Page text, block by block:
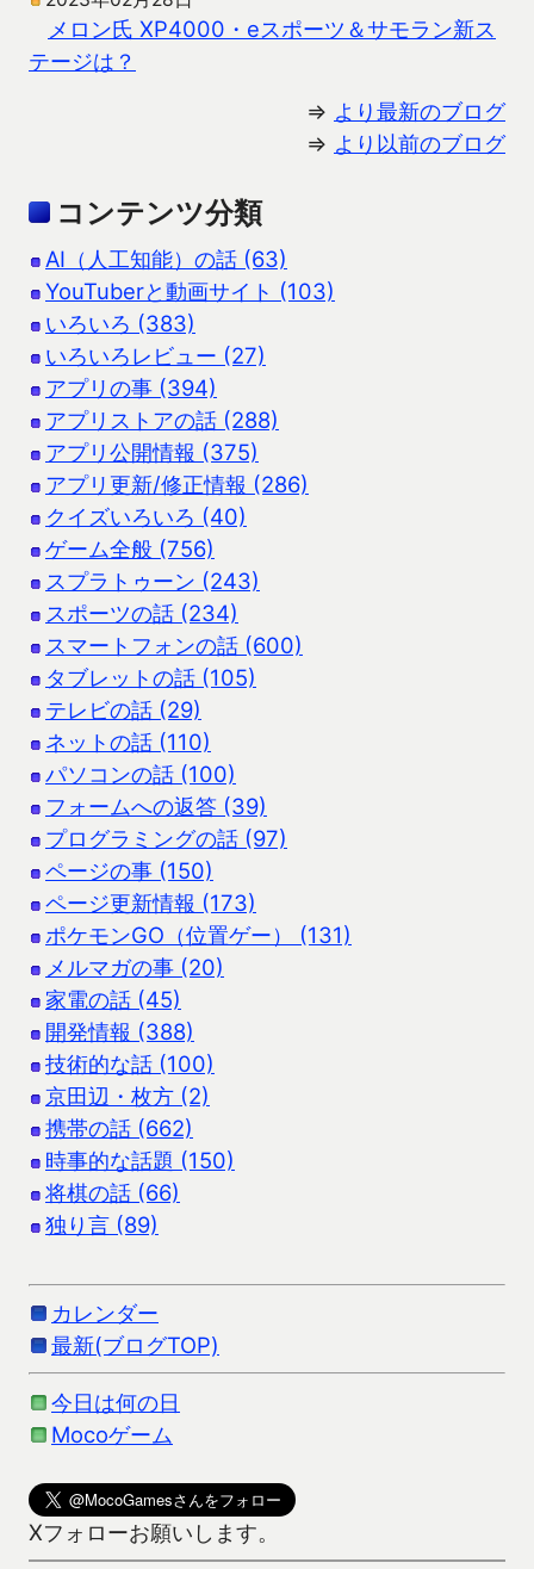
メロン氏 XP4000・eスポーツ＆サモラン新ス
テージは？
⇒ より最新のブログ
⇒ より以前のブログ
コンテンツ分類
AI（人工知能）の話 (63)
YouTuberと動画サイト (103)
いろいろ (383)
いろいろレビュー (27)
アプリの事 (394)
アプリストアの話 (288)
アプリ公開情報 (375)
アプリ更新/修正情報 (286)
クイズいろいろ (40)
ゲーム全般 (756)
スプラトゥーン (243)
スポーツの話 (234)
スマートフォンの話 (600)
タブレットの話 (105)
テレビの話 (29)
ネットの話 (110)
パソコンの話 (100)
フォームへの返答 (39)
プログラミングの話 (97)
ページの事 (150)
ページ更新情報 (173)
ポケモンGO（位置ゲー） (131)
メルマガの事 (20)
家電の話 (45)
開発情報 (388)
技術的な話 (100)
京田辺・枚方 (2)
携帯の話 (662)
時事的な話題 (150)
将棋の話 (66)
独り言 (89)
カレンダー
最新(ブログTOP)
今日は何の日
Mocoゲーム
Xフォローお願いします。